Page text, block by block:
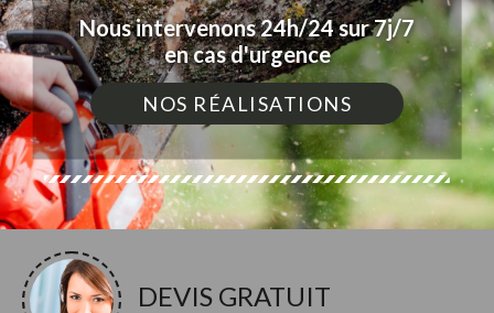
Nous intervenons 24h/24 sur 7j/7
en cas d'urgence
NOS RÉALISATIONS
DEVIS GRATUIT